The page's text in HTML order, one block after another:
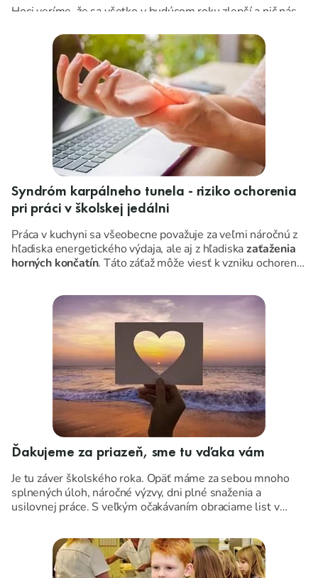
Hoci veríme, že sa všetko v budúcom roku zlepší a nič nás
naozaj sa pripraviť.
Syndróm karpálneho tunela - riziko ochorenia
pri práci v školskej jedálni
Práca v kuchyni sa všeobecne považuje za veľmi náročnú z
hľadiska energetického výdaja, ale aj z hľadiskazaťaženia
horných končatín. Táto záťaž môže viesť k vzniku ochorení,
z ktorých najčastejším je syndróm karpálneho tunela.
Ďakujeme za priazeň, sme tu vďaka vám
Je tu záver školského roka. Opäť máme za sebou mnoho
splnených úloh, náročné výzvy, dni plné snaženia a
usilovnej práce. S veľkým očakávaním obraciame list v